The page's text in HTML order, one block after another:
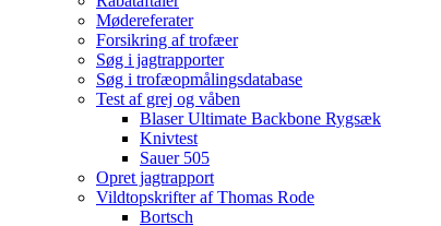
Mødereferater
Forsikring af trofæer
Søg i jagtrapporter
Søg i trofæopmålingsdatabase
Test af grej og våben
Blaser Ultimate Backbone Rygsæk
Knivtest
Sauer 505
Opret jagtrapport
Vildtopskrifter af Thomas Rode
Bortsch